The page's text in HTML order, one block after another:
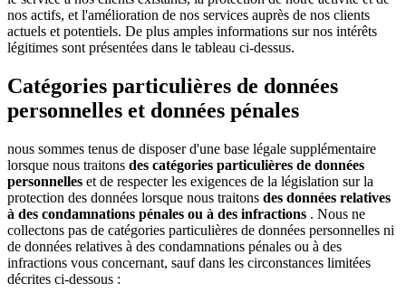
nos actifs, et l'amélioration de nos services auprès de nos clients
actuels et potentiels. De plus amples informations sur nos intérêts
légitimes sont présentées dans le tableau ci-dessus.
Catégories particulières de données
personnelles et données pénales
nous sommes tenus de disposer d'une base légale supplémentaire
lorsque nous traitons des catégories particulières de données
personnelles et de respecter les exigences de la législation sur la
protection des données lorsque nous traitons des données relatives
à des condamnations pénales ou à des infractions . Nous ne
collectons pas de catégories particulières de données personnelles ni
de données relatives à des condamnations pénales ou à des
infractions vous concernant, sauf dans les circonstances limitées
décrites ci-dessous :